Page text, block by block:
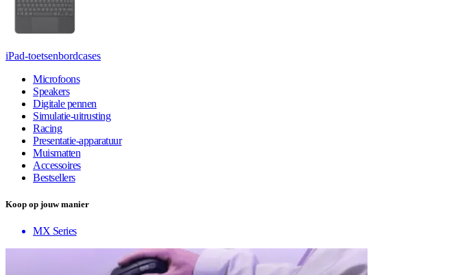
iPad-toetsenbordcases
Microfoons
Speakers
Digitale pennen
Simulatie-uitrusting
Racing
Presentatie-apparatuur
Muismatten
Accessoires
Bestsellers
Koop op jouw manier
MX Series